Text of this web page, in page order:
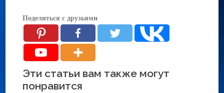
Поделиться с друзьями
Эти статьи вам также могут
понравится